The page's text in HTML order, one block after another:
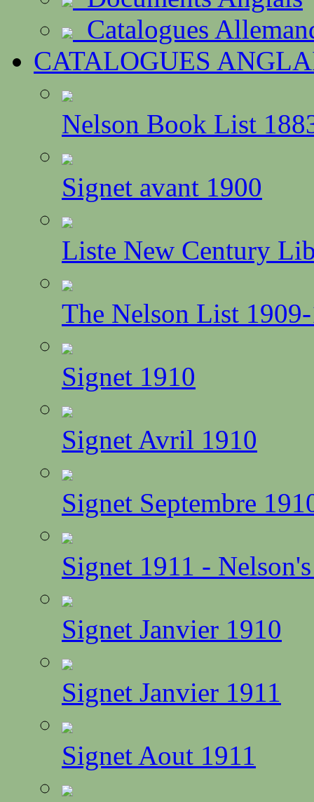
Catalogues
CATALOGUES
Nelson Book List
Signet avant 1900
Liste New Century
The Nelson List
Signet 1910
Signet Avril 1910
Signet Septembre
Signet 1911 -
Signet Janvier 1910
Signet Janvier 1911
Signet Aout 1911